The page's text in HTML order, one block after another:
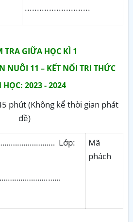
...........................
TRA GIỮA HỌC KÌ 1
NUÔI 11 – KẾT NỐI TRI THỨC
HỌC: 2023 - 2024
phút (Không kể thời gian phát
đề)
Lớp:
Mã
phách